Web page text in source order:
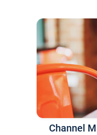
Channel